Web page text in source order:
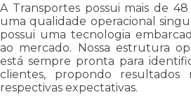
A Transportes possui mais de
uma qualidade operacional
possui uma tecnologia
ao mercado. Nossa estrutura
está sempre pronta para
clientes, propondo resultados
respectivas expectativas.